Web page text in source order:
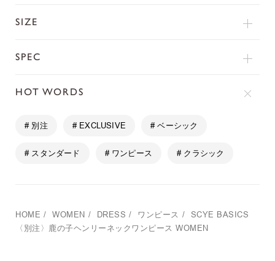
SIZE
SPEC
HOT WORDS
# 別注 # EXCLUSIVE # ベーシック
# スタンダード # ワンピース # クラシック
HOME / WOMEN / DRESS / ワンピース /
SCYE BASICS
〈別注〉鹿の子ヘンリーネックワンピース WOMEN